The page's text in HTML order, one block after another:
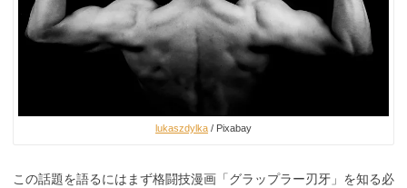
lukaszdylka / Pixabay
この話題を語るにはまず格闘技漫画「グラップラー刃牙」を知る必